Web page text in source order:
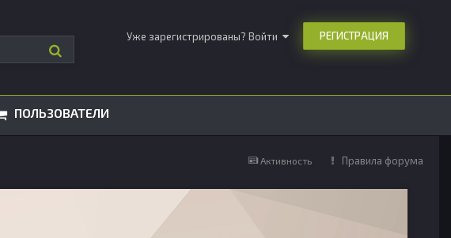
Уже зарегистрированы? Войти РЕГИСТРАЦИЯ
ПОЛЬЗОВАТЕЛИ
Активность Правила форума